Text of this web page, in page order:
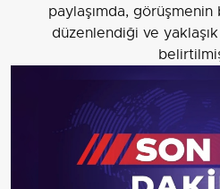
paylaşımda, görüşmenin
düzenlendiği ve yaklaşık